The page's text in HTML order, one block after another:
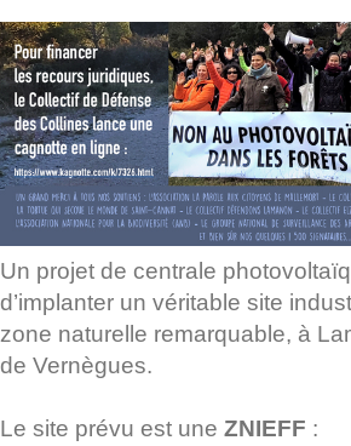
Un projet de centrale
d’implanter un véritable site
zone naturelle remarquable, à
de Vernègues.
Le site prévu est une ZNIEFF :